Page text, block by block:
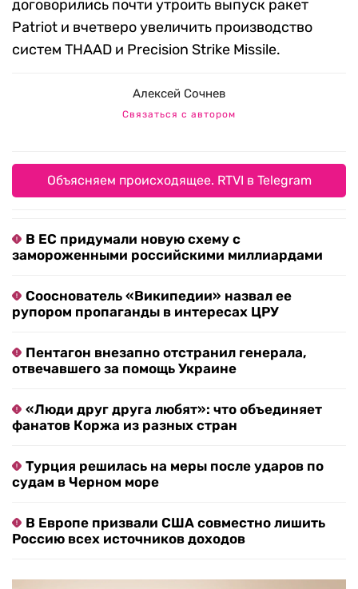
договорились почти утроить выпуск ракет
Patriot и вчетверо увеличить производство
систем THAAD и Precision Strike Missile.
Алексей Сочнев
Связаться с автором
Объясняем происходящее. RTVI в Telegram
В ЕС придумали новую схему с
замороженными российскими миллиардами
Сооснователь «Википедии» назвал ее
рупором пропаганды в интересах ЦРУ
Пентагон внезапно отстранил генерала,
отвечавшего за помощь Украине
«Люди друг друга любят»: что объединяет
фанатов Коржа из разных стран
Турция решилась на меры после ударов по
судам в Черном море
В Европе призвали США совместно лишить
Россию всех источников доходов